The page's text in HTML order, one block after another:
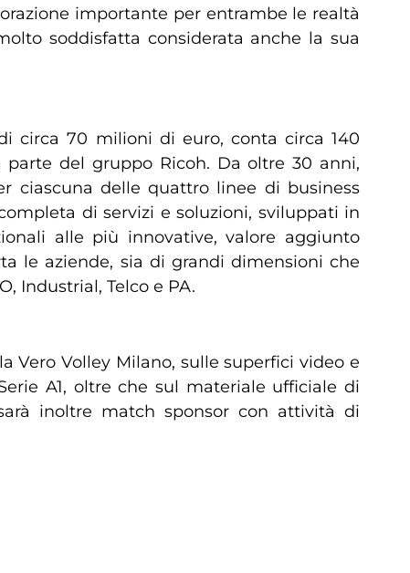
importante per entrambe le realtà
soddisfatta considerata anche la sua
circa 70 milioni di euro, conta circa 140
del gruppo Ricoh. Da oltre 30 anni,
ciascuna delle quattro linee di business
di servizi e soluzioni, sviluppati in
alle più innovative, valore aggiunto
le aziende, sia di grandi dimensioni che
Industrial, Telco e PA.
Vero Volley Milano, sulle superfici video e
A1, oltre che sul materiale ufficiale di
inoltre match sponsor con attività di